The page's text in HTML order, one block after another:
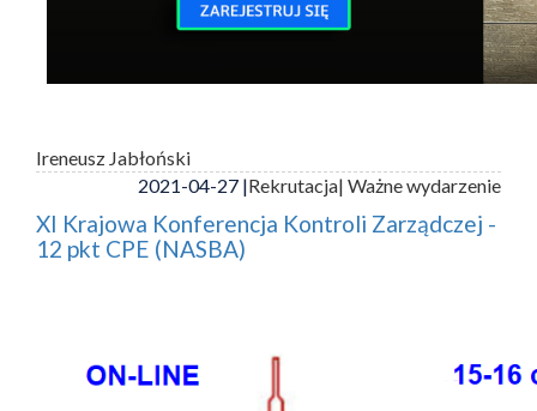
Ireneusz Jabłoński
2021-04-27 |Rekrutacja| Ważne wydarzenie
XI Krajowa Konferencja Kontroli Zarządczej -
12 pkt CPE (NASBA)